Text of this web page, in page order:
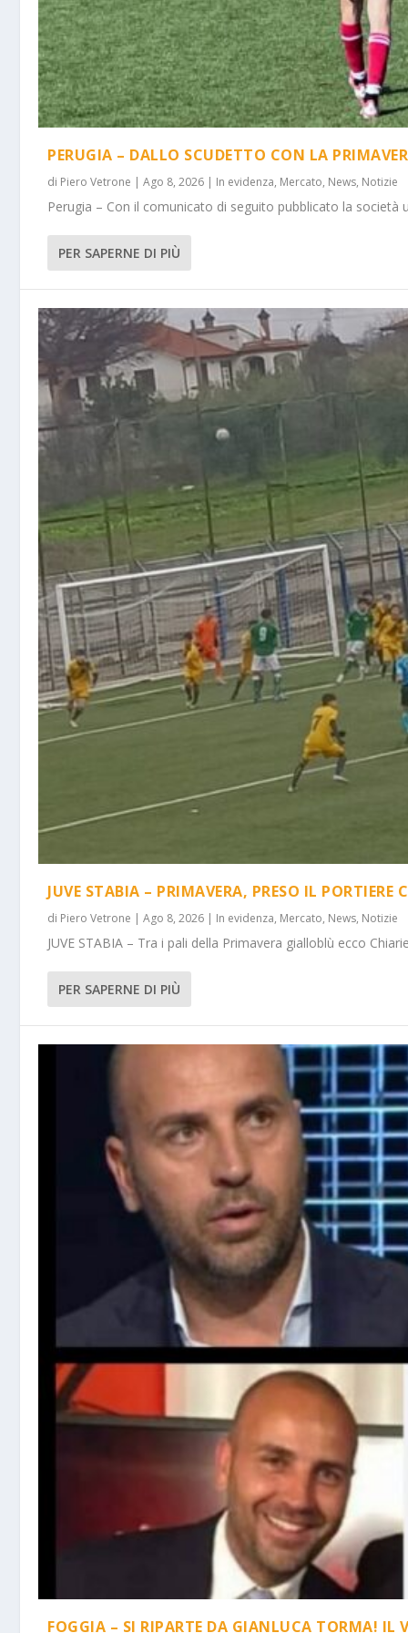
PERUGIA – DALLO SCUDETTO CON LA
di Piero Vetrone |Ago 8, 2026 | In evidenza, Mercato, News, Notizie
Perugia – Con il comunicato di seguito pubblicato la società
PER SAPERNE DI PIÙ
JUVE STABIA – PRIMAVERA, PRESO IL PORTIERE
di Piero Vetrone |Ago 8, 2026 | In evidenza, Mercato, News, Notizie
JUVE STABIA – Tra i pali della Primavera gialloblù ecco
PER SAPERNE DI PIÙ
FOGGIA – SI RIPARTE DA GIANLUCA TORMA! IL